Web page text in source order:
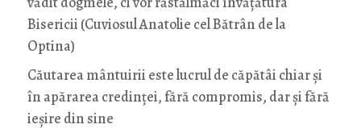
Bisericii (Cuviosul Anatolie cel Bătrân de la
Optina)
Căutarea mântuirii este lucrul de căpătâi chiar și
în apărarea credinței, fără compromis, dar și fără
ieșire din sine